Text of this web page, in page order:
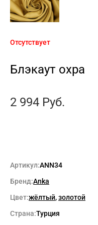
Отсутствует
Блэкаут охра
2 994 Руб.
Артикул:ANN34
Бренд:Anka
Цвет:жёлтый,золотой
Страна:Турция